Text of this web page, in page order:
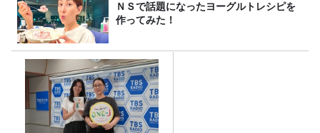
ＮＳで話題になったヨーグルトレシピを
作ってみた！